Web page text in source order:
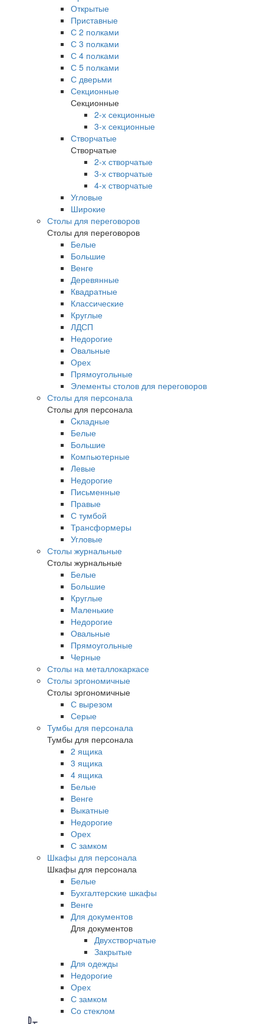
Открытые
Приставные
С 2 полками
С 3 полками
С 4 полками
С 5 полками
С дверьми
Секционные
Секционные
2-х секционные
3-х секционные
Створчатые
Створчатые
2-х створчатые
3-х створчатые
4-х створчатые
Угловые
Широкие
Столы для переговоров
Столы для переговоров
Белые
Большие
Венге
Деревянные
Квадратные
Классические
Круглые
ЛДСП
Недорогие
Овальные
Орех
Прямоугольные
Элементы столов для переговоров
Столы для персонала
Столы для персонала
Cкладные
Белые
Большие
Компьютерные
Левые
Недорогие
Письменные
Правые
С тумбой
Трансформеры
Угловые
Столы журнальные
Столы журнальные
Белые
Большие
Круглые
Маленькие
Недорогие
Овальные
Прямоугольные
Черные
Столы на металлокаркасе
Столы эргономичные
Столы эргономичные
С вырезом
Серые
Тумбы для персонала
Тумбы для персонала
2 ящика
3 ящика
4 ящика
Белые
Венге
Выкатные
Недорогие
Орех
С замком
Шкафы для персонала
Шкафы для персонала
Белые
Бухгалтерские шкафы
Венге
Для документов
Для документов
Двухстворчатые
Закрытые
Для одежды
Недорогие
Орех
С замком
Со стеклом